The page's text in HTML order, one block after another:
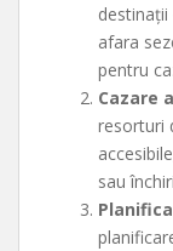
afara
pentru
Cazare
resorturi
sau